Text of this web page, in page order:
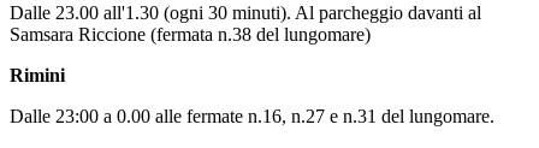
Dalle 23.00 all'1.30 (ogni 30 minuti). Al parcheggio davanti al
Samsara Riccione (fermata n.38 del lungomare)
Rimini
Dalle 23:00 a 0.00 alle fermate n.16, n.27 e n.31 del lungomare.